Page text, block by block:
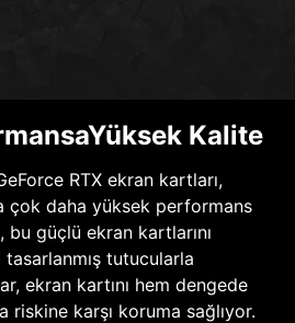
Kalite
RTX ekran kartları,
çok daha yüksek performans
güçlü ekran kartlarını
tutucularla
ekran kartını hem dengede
riskine karşı koruma sağlıyor.